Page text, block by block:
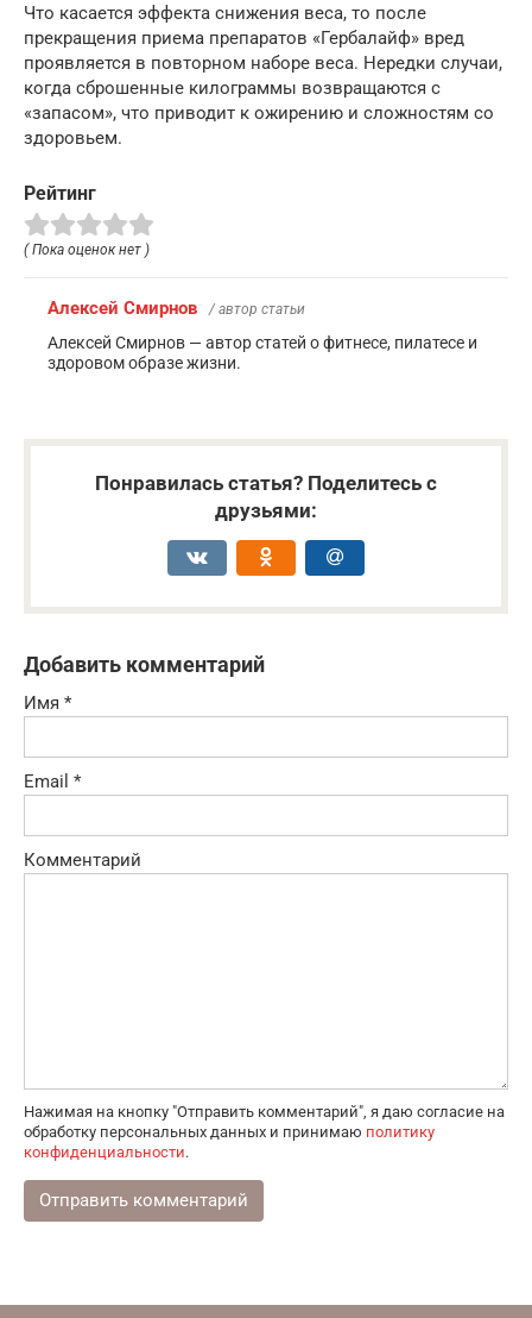
Что касается эффекта снижения веса, то после
прекращения приема препаратов «Гербалайф» вред
проявляется в повторном наборе веса. Нередки случаи,
когда сброшенные килограммы возвращаются с
«запасом», что приводит к ожирению и сложностям со
здоровьем.
Рейтинг
( Пока оценок нет )
Алексей Смирнов / автор статьи
Алексей Смирнов — автор статей о фитнесе, пилатесе и
здоровом образе жизни.
Понравилась статья? Поделитесь с
друзьями:
Добавить комментарий
Имя *
Email *
Комментарий
Нажимая на кнопку "Отправить комментарий", я даю согласие на
обработку персональных данных и принимаю политику
конфиденциальности.